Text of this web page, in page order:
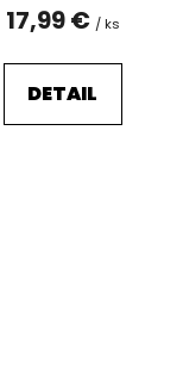
17,99 € / ks
DETAIL